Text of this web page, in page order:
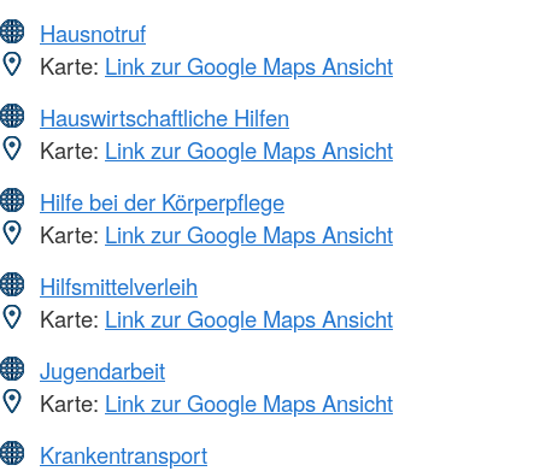
Hausnotruf
Karte: Link zur Google Maps Ansicht
Hauswirtschaftliche Hilfen
Karte: Link zur Google Maps Ansicht
Hilfe bei der Körperpflege
Karte: Link zur Google Maps Ansicht
Hilfsmittelverleih
Karte: Link zur Google Maps Ansicht
Jugendarbeit
Karte: Link zur Google Maps Ansicht
Krankentransport